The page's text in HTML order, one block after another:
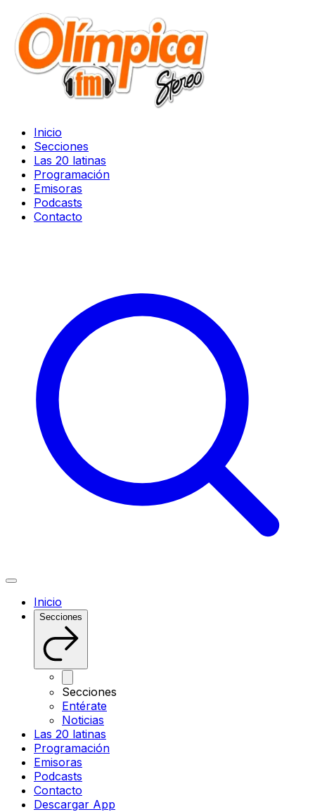
Inicio
Secciones
Las 20 latinas
Programación
Emisoras
Podcasts
Contacto
Inicio
Secciones
Secciones
Entérate
Noticias
Las 20 latinas
Programación
Emisoras
Podcasts
Contacto
Descargar App